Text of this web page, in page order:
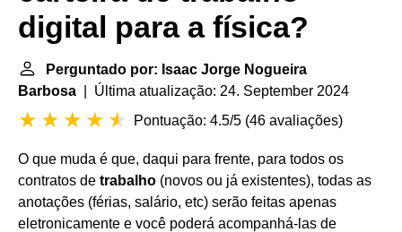
digital para a física?
Perguntado por: Isaac Jorge Nogueira
Barbosa | Última atualização: 24. September 2024
Pontuação: 4.5/5 (46 avaliações)
O que muda é que, daqui para frente, para todos os
contratos de trabalho (novos ou já existentes), todas as
anotações (férias, salário, etc) serão feitas apenas
eletronicamente e você poderá acompanhá-las de